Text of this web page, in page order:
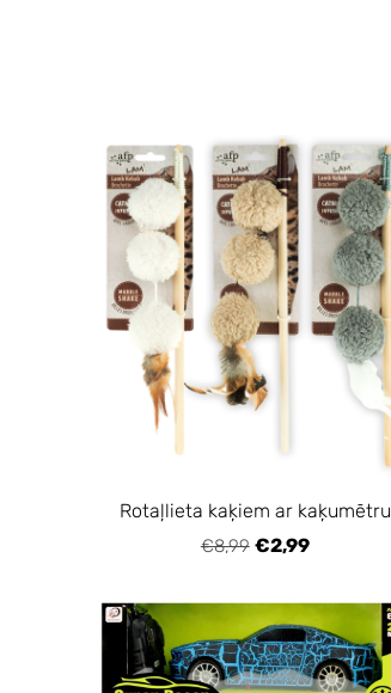
Rotaļlieta kaķiem ar kaķumētru
€8,99 €2,99